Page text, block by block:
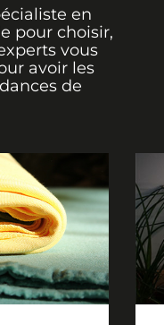
en
pour choisir,
vous
avoir les
de